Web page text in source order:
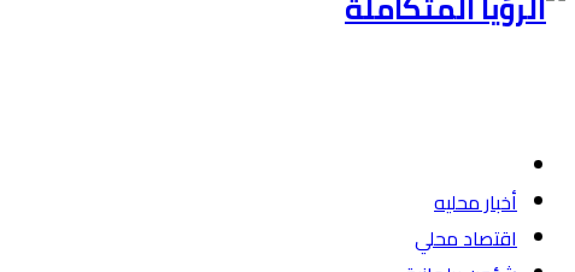
أخبار محليه
اقتصاد محلي